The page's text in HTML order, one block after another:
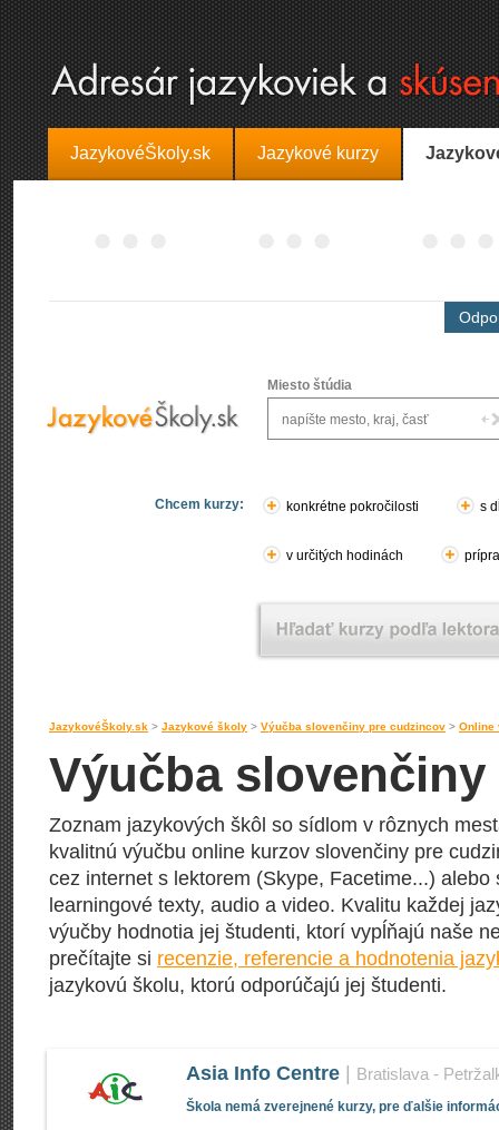
JazykovéŠkoly.sk Jazykové kurzy
Miesto štúdia
Chcem kurzy: konkrétne pokročilosti s
v určitých hodinách
JazykovéŠkoly.sk > Jazykové školy > Výučba slovenčiny pre cudzincov > Online
Výučba
Zoznam jazykových škôl so sídlom v rôznych
kvalitnú výučbu online kurzov slovenčiny pre
cez internet s lektorem (Skype, Facetime...) alebo
learningové texty, audio a video. Kvalitu každej
výučby hodnotia jej študenti, ktorí vypĺňajú naše
prečítajte si recenzie, referencie a hodnotenia
jazykovú školu, ktorú odporúčajú jej študenti.
Asia Info Centre Bratislava -
Škola nemá zverejnené kurzy, pre ďalšie